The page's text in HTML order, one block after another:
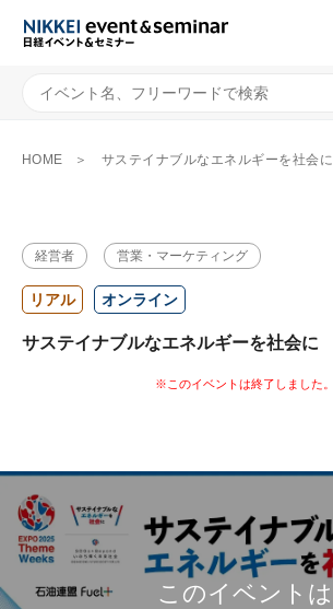
HOME サステイナブルなエネルギーを社会に
経営者 営業・マーケティング
リアル オンライン
サステイナブルなエネルギーを社会に